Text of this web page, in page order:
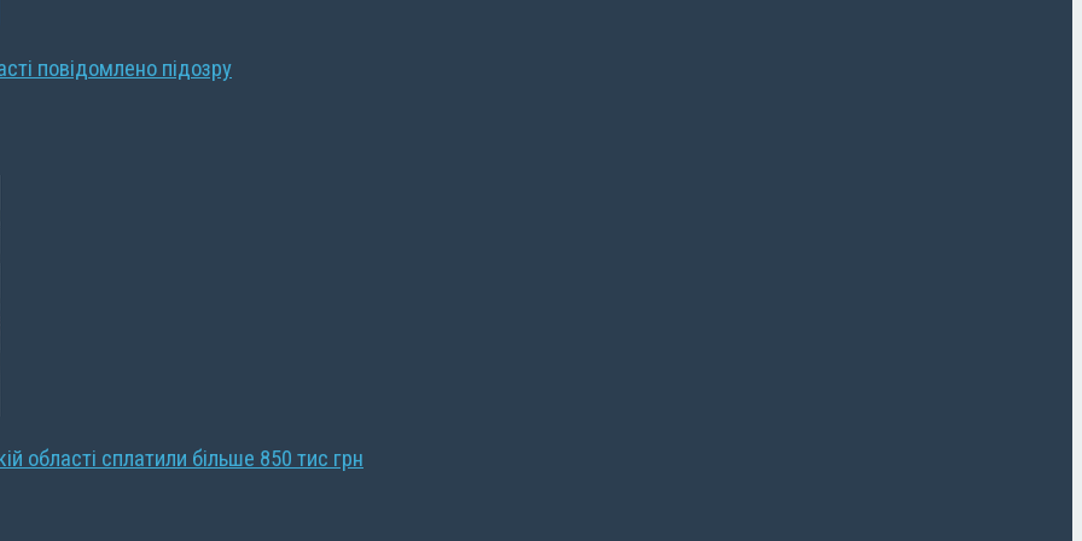
повідомлено підозру
області сплатили більше 850 тис грн